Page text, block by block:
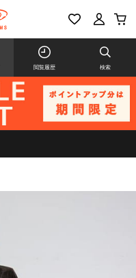
閲覧履歴 検索